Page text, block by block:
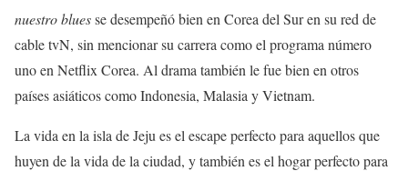
nuestro bluesse desempeñó bien en Corea del Sur en su red de
cable tvN, sin mencionar su carrera como el programa número
uno en Netflix Corea. Al drama también le fue bien en otros
países asiáticos como Indonesia, Malasia y Vietnam.
La vida en la isla de Jeju es el escape perfecto para aquellos que
huyen de la vida de la ciudad, y también es el hogar perfecto para